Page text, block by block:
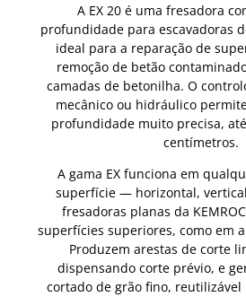
A EX 20 é uma fresadora
profundidade para escavadoras
ideal para a reparação de
remoção de betão
camadas de betonilha. O
mecânico ou hidráulico
profundidade muito precisa,
centímetros.
A gama EX funciona em
superfície — horizontal,
fresadoras planas da
superfícies superiores, como em
Produzem arestas de corte
dispensando corte prévio, e
cortado de grão fino,